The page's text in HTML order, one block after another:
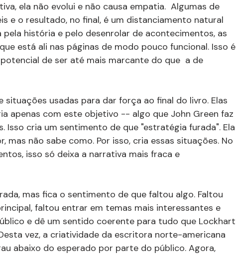
ela não evolui e não causa empatia.  Algumas de
e o resultado, no final, é um distanciamento natural
história e pelo desenrolar de acontecimentos, as
está ali nas páginas de modo pouco funcional. Isso é
de ser até mais marcante do que  a de
usadas para dar força ao final do livro. Elas
apenas com este objetivo -- algo que John Green faz
Isso cria um sentimento de que "estratégia furada". Ela
mas não sabe como. Por isso, cria essas situações. No
isso só deixa a narrativa mais fraca e
mas fica o sentimento de que faltou algo. Faltou
faltou entrar em temas mais interessantes e
e dê um sentido coerente para tudo que Lockhart
vez, a criatividade da escritora norte-americana
abaixo do esperado por parte do público. Agora,